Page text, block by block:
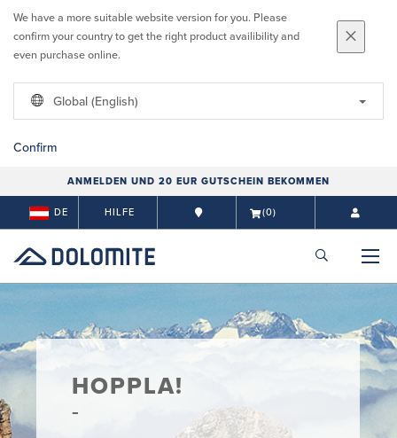
We have a more suitable website version for you. Please
confirm your country to get the right product availibility and
even purchase online.
Global (English)
Confirm
ANMELDEN UND 20 EUR GUTSCHEIN BEKOMMEN
DE HILFE (0)
HOPPLA!